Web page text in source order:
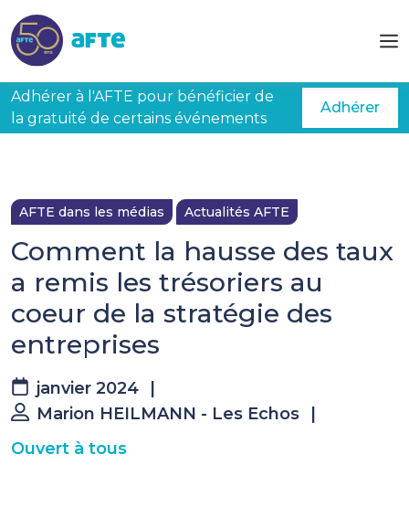
Adhérer à l'AFTE pour bénéficier de
la gratuité de certains événements
Adhérer
AFTE dans les médias Actualités AFTE
Comment la hausse des taux
a remis les trésoriers au
coeur de la stratégie des
entreprises
janvier 2024
Marion HEILMANN - Les Echos
Ouvert à tous